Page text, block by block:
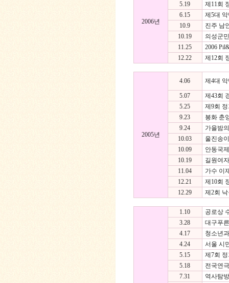
2006년
5.19
제11회
6.15
제5대
10.9
진주 남
10.19
의성군
11.25
2006
12.22
제12회
2005년
4.06 제4대
5.07
제43회
5.25
제9회
9.23
봉화 춘
9.24
가을밤
10.03
울진송
10.09
안동국
10.19
길원여
11.04
가수 이
12.21
제10회
12.29
제2회
1.10
공로상
3.28
대구푸
4.17
청소년
4.24
서울 시
5.15
제7회
5.18
전국연
7.31
역사탐